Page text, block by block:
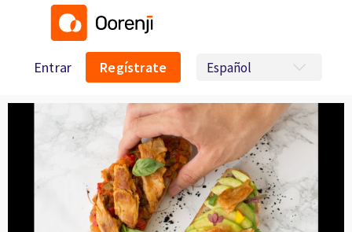
Entrar Regístrate